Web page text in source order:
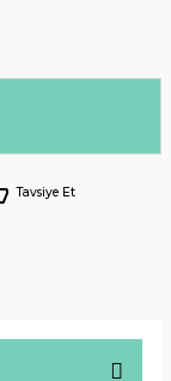
Tavsiye Et